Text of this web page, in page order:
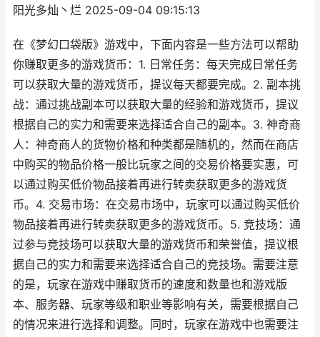
阳光多灿丶烂 2025-09-04 09:15:13
在《梦幻口袋版》游戏中，下面内容是一些方法可以帮助
你赚取更多的游戏货币：1. 日常任务：每天完成日常任务
可以获取大量的游戏货币，提议每天都要完成。2. 副本挑
战：通过挑战副本可以获取大量的经验和游戏货币，提议
根据自己的实力和需要来选择适合自己的副本。3. 神奇商
人：神奇商人的货物价格和种类都是随机的，然而在商店
中购买的物品价格一般比玩家之间的交易价格要实惠，可
以通过购买低价物品接着再进行转卖获取更多的游戏货
币。4. 交易市场：在交易市场中，玩家可以通过购买低价
物品接着再进行转卖获取更多的游戏货币。5. 竞技场：通
过参与竞技场可以获取大量的游戏货币和荣誉值，提议根
据自己的实力和需要来选择适合自己的竞技场。需要注意
的是，玩家在游戏中赚取货币的速度和数量也和游戏版
本、服务器、玩家等级和职业等影响有关，需要根据自己
的情况来进行选择和调整。同时，玩家在游戏中也需要注